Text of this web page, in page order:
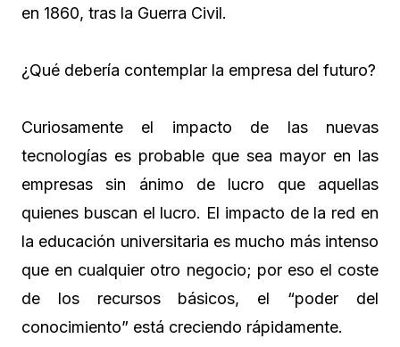
en 1860, tras la Guerra Civil.
¿Qué debería contemplar la empresa del futuro?
Curiosamente el impacto de las nuevas
tecnologías es probable que sea mayor en las
empresas sin ánimo de lucro que aquellas
quienes buscan el lucro. El impacto de la red en
la educación universitaria es mucho más intenso
que en cualquier otro negocio; por eso el coste
de los recursos básicos, el “poder del
conocimiento” está creciendo rápidamente.